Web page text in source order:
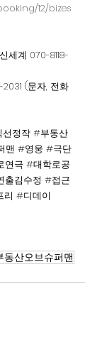
12/bizes
세계 070-8118-
(문자, 전화
정작 #부동산
맨 #영웅 #극단
연극 #대학로공
출김수정 #접근
리 #디데이
동산오브슈퍼맨